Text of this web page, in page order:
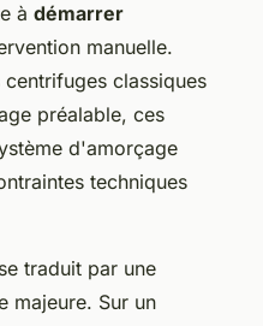
à démarrer
manuelle.
classiques
préalable, ces
d'amorçage
techniques
traduit par une
majeure. Sur un